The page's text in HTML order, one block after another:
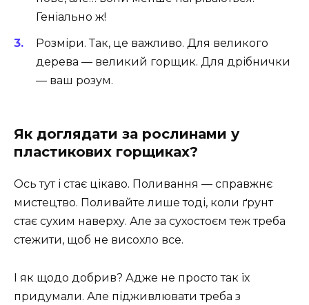
Геніально ж!
Розміри. Так, це важливо. Для великого
дерева — великий горщик. Для дрібнички
— ваш розум.
Як доглядати за рослинами у
пластикових горщиках?
Ось тут і стає цікаво. Поливання — справжнє
мистецтво. Поливайте лише тоді, коли ґрунт
стає сухим наверху. Але за сухостоєм теж треба
стежити, щоб не висохло все.
І як щодо добрив? Адже не просто так їх
придумали. Але підживлювати треба з